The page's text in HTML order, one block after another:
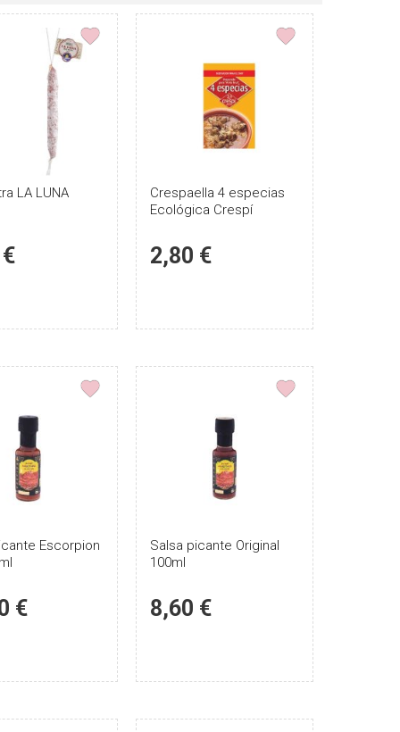
filtros
para
buscar
producto:
Puntúe
LA LUNA
Puntúe
Escorpion
€
Puntúe
el
Crespaella 4 especias
Ecológica Crespí
2,80 €
Puntúe
Salsa picante Original
100ml
8,60 €